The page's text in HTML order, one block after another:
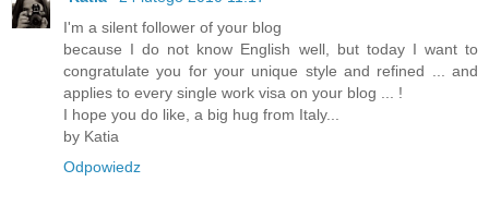
I'm a silent follower of your blog
because I do not know English well, but today I want to
congratulate you for your unique style and refined ... and
applies to every single work visa on your blog ... !
I hope you do like, a big hug from Italy...
by Katia
Odpowiedz